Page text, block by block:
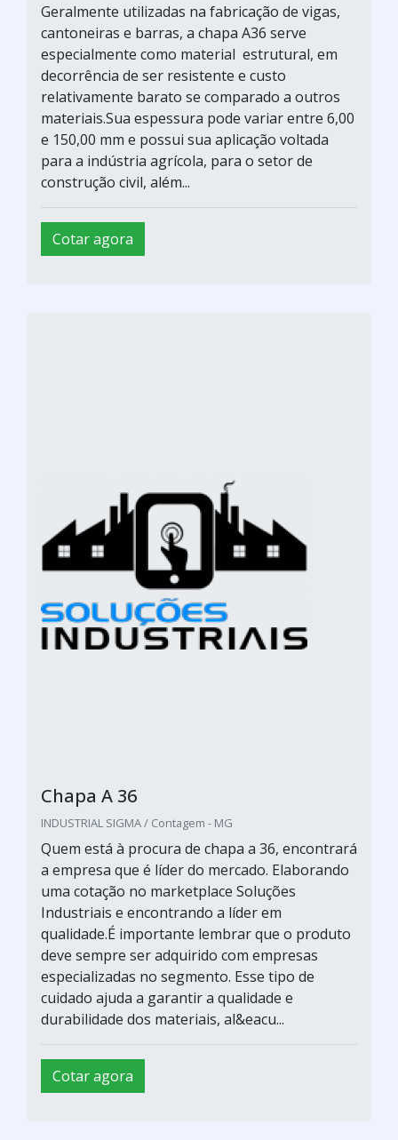
Geralmente utilizadas na fabricação de vigas,
cantoneiras e barras, a chapa A36 serve
especialmente como material estrutural, em
decorrência de ser resistente e custo
relativamente barato se comparado a outros
materiais.Sua espessura pode variar entre 6,00
e 150,00 mm e possui sua aplicação voltada
para a indústria agrícola, para o setor de
construção civil, além...
Cotar agora
Chapa A 36
INDUSTRIAL SIGMA / Contagem - MG
Quem está à procura de chapa a 36, encontrará
a empresa que é líder do mercado. Elaborando
uma cotação no marketplace Soluções
Industriais e encontrando a líder em
qualidade.É importante lembrar que o produto
deve sempre ser adquirido com empresas
especializadas no segmento. Esse tipo de
cuidado ajuda a garantir a qualidade e
durabilidade dos materiais, al&eacu...
Cotar agora